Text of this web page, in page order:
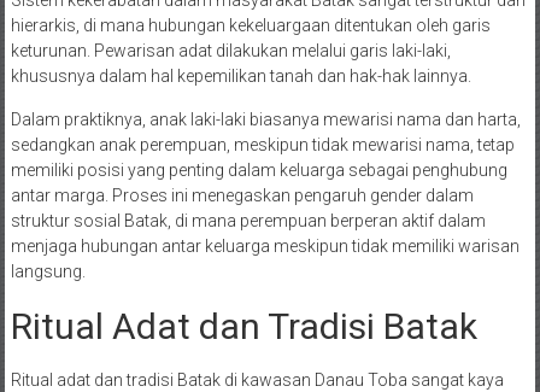
hierarkis, di mana hubungan kekeluargaan ditentukan oleh garis
keturunan. Pewarisan adat dilakukan melalui garis laki-laki,
khususnya dalam hal kepemilikan tanah dan hak-hak lainnya.
Dalam praktiknya, anak laki-laki biasanya mewarisi nama dan harta,
sedangkan anak perempuan, meskipun tidak mewarisi nama, tetap
memiliki posisi yang penting dalam keluarga sebagai penghubung
antar marga. Proses ini menegaskan pengaruh gender dalam
struktur sosial Batak, di mana perempuan berperan aktif dalam
menjaga hubungan antar keluarga meskipun tidak memiliki warisan
langsung.
Ritual Adat dan Tradisi Batak
Ritual adat dan tradisi Batak di kawasan Danau Toba sangat kaya